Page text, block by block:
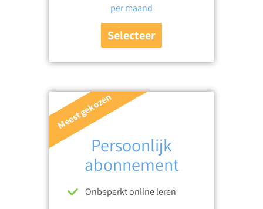
per maand
Selecteer
Meest gekozen
Persoonlijk
abonnement
Onbeperkt online leren